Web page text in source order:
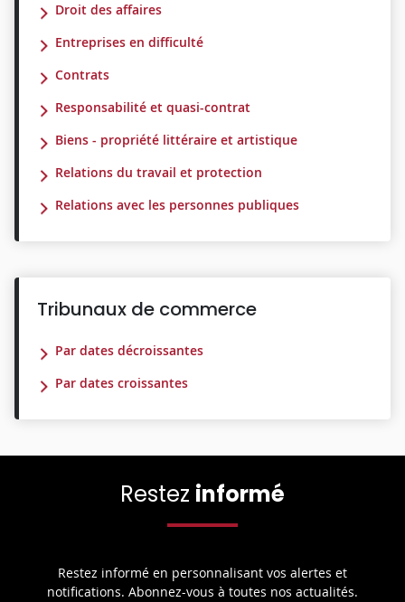
Droit des affaires
Entreprises en difficulté
Contrats
Responsabilité et quasi-contrat
Biens - propriété littéraire et artistique
Relations du travail et protection
Relations avec les personnes publiques
Tribunaux de commerce
Par dates décroissantes
Par dates croissantes
Restez informé
Restez informé en personnalisant vos alertes et
notifications. Abonnez-vous à toutes nos actualités.